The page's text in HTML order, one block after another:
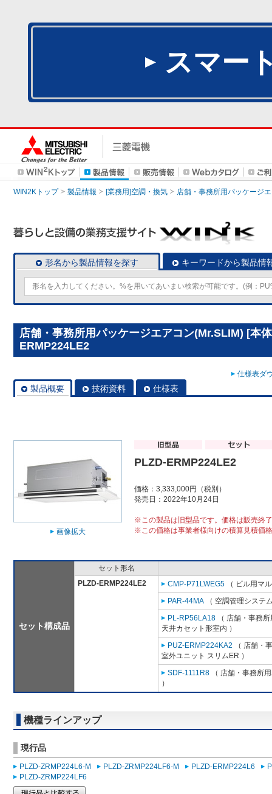
スマー
WIN2Kトップ 製品情報 [業務用]空調・換気 店舗・事務所用パッケージ
形名から製品情報を探す キーワードから製品情
店舗・事務所用パッケージエアコン(Mr.SLIM) [本
ERMP224LE2
仕様表ダ
製品概要 技術資料 仕様表
画像拡大
PLZD-ERMP224LE2
価格：3,333,000円（税別）
発売日：2022年10月24日
※この製品は旧型品です。価格は販売終
※この価格は事業者様向けの積算見積価
セット構成品
セット形名
PLZD-ERMP224LE2
CMP-P71LWEG5 （ ビル用マ
PAR-44MA （ 空調管理システ
PL-RP56LA18 （ 店舗・事務
天井カセット形室内 ）
PUZ-ERMP224KA2 （ 店舗・
室外ユニット スリムER ）
SDF-1111R8 （ 店舗・事務所
）
機種ラインアップ
現行品
PLZD-ZRMP224L6-M PLZD-ZRMP224LF6-M PLZD-ERMP224L6
PLZD-ZRMP224LF6